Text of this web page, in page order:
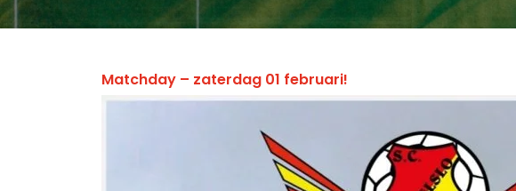
Matchday – zaterdag 01 februari!